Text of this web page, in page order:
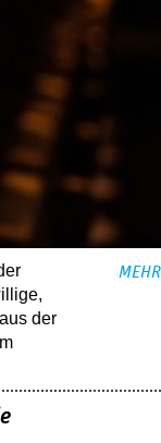
der
MEHR